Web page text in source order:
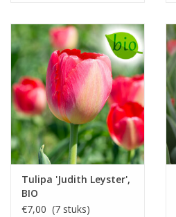
Tulipa 'Judith Leyster',
BIO
€7,00 (7 stuks)